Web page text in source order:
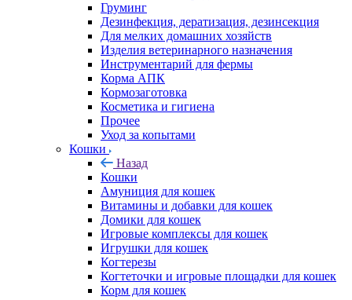
Груминг
Дезинфекция, дератизация, дезинсекция
Для мелких домашних хозяйств
Изделия ветеринарного назначения
Инструментарий для фермы
Корма АПК
Кормозаготовка
Косметика и гигиена
Прочее
Уход за копытами
Кошки
Назад
Кошки
Амуниция для кошек
Витамины и добавки для кошек
Домики для кошек
Игровые комплексы для кошек
Игрушки для кошек
Когтерезы
Когтеточки и игровые площадки для кошек
Корм для кошек